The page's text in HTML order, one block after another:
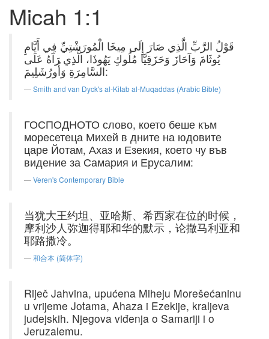
Micah 1:1
قَوْلُ الرَّبِّ الَّذِي صَارَ إِلَى مِيخَا الْمُورَشْتِيِّ فِي أَيَّامِ
يُوثَامَ وَآحَازَ وَحَزَقِيَّا مُلُوكِ يَهُوذَا، الَّذِي رَآهُ عَلَى
السَّامِرَةِ وَأُورُشَلِيمَ:
Smith and van Dyck's al-Kitab al-Muqaddas (Arabic Bible)
ГОСПОДНОТО слово, което беше към
моресетеца Михей в дните на юдовите
царе Йотам, Ахаз и Езекия, което чу във
видение за Самария и Ерусалим:
Veren's Contemporary Bible
当犹大王约坦、亚哈斯、希西家在位的时候，
摩利沙人弥迦得耶和华的默示，论撒马利亚和
耶路撒冷。
和合本 (简体字)
Riječ Jahvina, upućena Miheju Morešećaninu
u vrijeme Jotama, Ahaza i Ezekije, kraljeva
judejskih. Njegova viđenja o Samariji i o
Jeruzalemu.